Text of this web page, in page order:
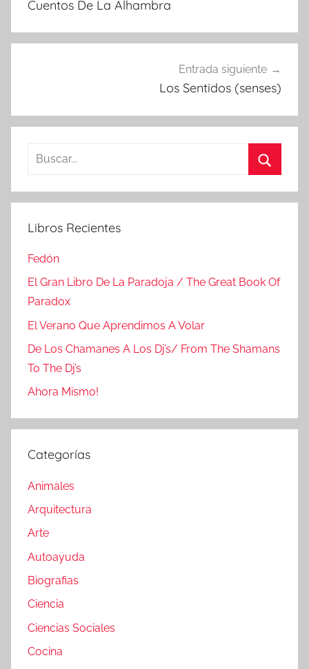
Cuentos De La Alhambra
Entrada siguiente
Los Sentidos (senses)
Buscar:
Libros Recientes
Fedón
El Gran Libro De La Paradoja / The Great Book Of
Paradox
El Verano Que Aprendimos A Volar
De Los Chamanes A Los Dj’s/ From The Shamans
To The Dj’s
Ahora Mismo!
Categorías
Animales
Arquitectura
Arte
Autoayuda
Biografias
Ciencia
Ciencias Sociales
Cocina